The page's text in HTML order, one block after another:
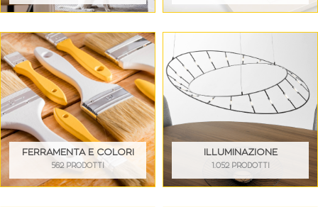
FERRAMENTA E COLORI
562 PRODOTTI
ILLUMINAZIONE
1.052 PRODOTTI